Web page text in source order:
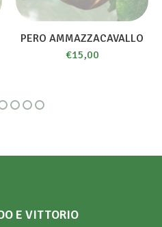
PERO AMMAZZACAVALLO
€15,00
E VITTORIO